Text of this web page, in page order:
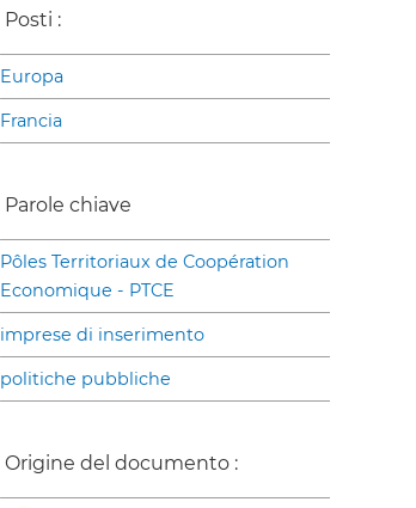
Posti :
Europa
Francia
Parole chiave
Pôles Territoriaux de Coopération
Economique - PTCE
imprese di inserimento
politiche pubbliche
Origine del documento :